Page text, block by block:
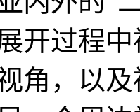
开过程
角，以